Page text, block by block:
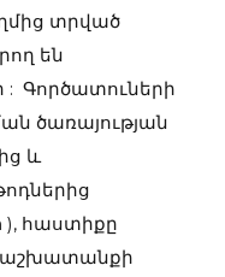
տրված
են
Գործատուների
ծառայության
և
), հաստիքը
աշխատանքի